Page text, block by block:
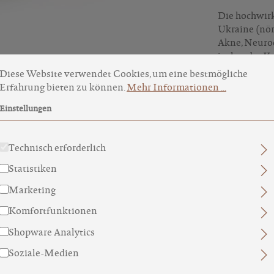
Die
Ukraine
Akne,
juckender
Haar Fülle.
welches
WEITERE
Voreinstellungen
Website verwendet Cookies, um eine bestmögliche
Diese Website verwendet Cookies, um eine bestmögliche
Erfahrung bieten zu können. Mehr Informationen ...
Einstellungen
Technisch erforderlich
Statistiken
Marketing
Komfortfunktionen
Shopware Analytics
Soziale-Medien